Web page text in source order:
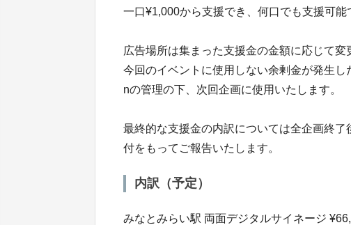
一口¥1,000から支援でき、何口でも支援可能
広告場所は集まった支援金の金額に応じて変
今回のイベントに使用しない余剰金が発生
nの管理の下、次回企画に使用いたします。
最終的な支援金の内訳については全企画終
付をもってご報告いたします。
内訳（予定）
みなとみらい駅 両面デジタルサイネージ